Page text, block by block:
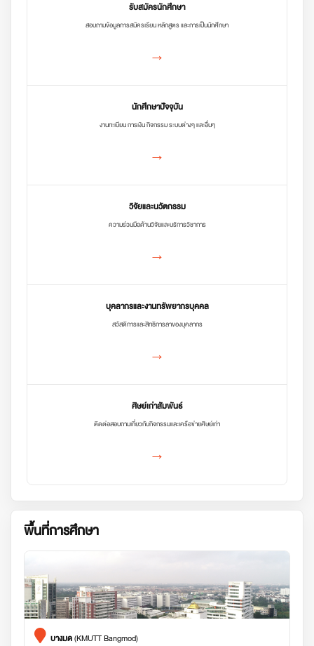
รับสมัครนักศึกษา
สอบถามข้อมูลการสมัครเรียน หลักสูตร และการเป็นนักศึกษา
→
นักศึกษาปัจจุบัน
งานทะเบียน การเงิน กิจกรรม ระบบต่างๆ และอื่นๆ
→
วิจัยและนวัตกรรม
ความร่วมมือด้านวิจัยและบริการวิชาการ
→
บุคลากรและงานทรัพยากรบุคคล
สวัสดิการและสิทธิการลาของบุคลากร
→
ศิษย์เก่าสัมพันธ์
ติดต่อสอบถามเกี่ยวกับกิจกรรมและเครือข่ายศิษย์เก่า
→
พื้นที่การศึกษา
บางมด(KMUTT Bangmod)